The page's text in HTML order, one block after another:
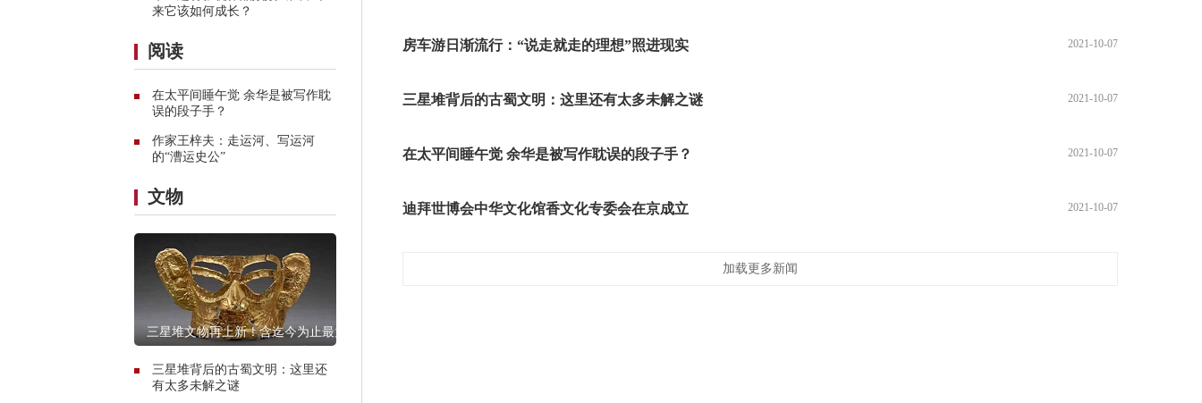
来它该如何成长？
阅读
在太平间睡午觉 余华是被写作耽
误的段子手？
作家王梓夫：走运河、写运河
的“漕运史公”
文物
三星堆文物再上新！含迄今为止最大
三星堆背后的古蜀文明：这里还
有太多未解之谜
房车游日渐流行：“说走就走的理想”照进现实 2021-10-07
三星堆背后的古蜀文明：这里还有太多未解之谜 2021-10-07
在太平间睡午觉 余华是被写作耽误的段子手？ 2021-10-07
迪拜世博会中华文化馆香文化专委会在京成立 2021-10-07
加载更多新闻